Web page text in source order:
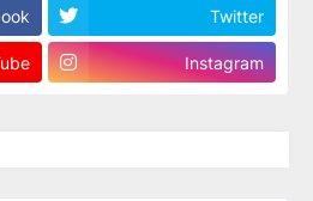
Twitter
Instagram